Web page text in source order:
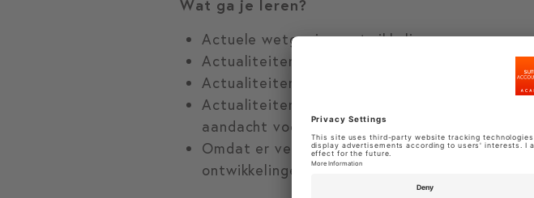
Wat ga je leren?
Actuele wetgevingsontwikkelingen.
Actualiteiten opmaken, ondertekenen en
Actualiteiten aansprakelijkheid voor
Actualiteiten ontbinding, vereffening en
aandacht voor turboliquidatie.
Omdat er veel gebeurt binnen dit
ontwikkelingen tot aan de dag van de cursus.